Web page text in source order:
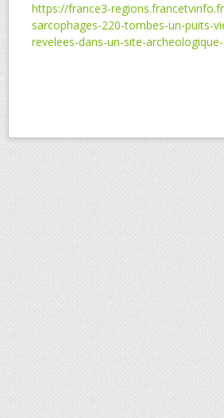
https://france3-
sarcophages-220-tombes-un-puits-
revelees-dans-un-site-